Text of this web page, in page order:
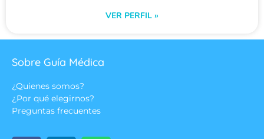
VER PERFIL »
Sobre Guía Médica
¿Quienes somos?
¿Por qué elegirnos?
Preguntas frecuentes